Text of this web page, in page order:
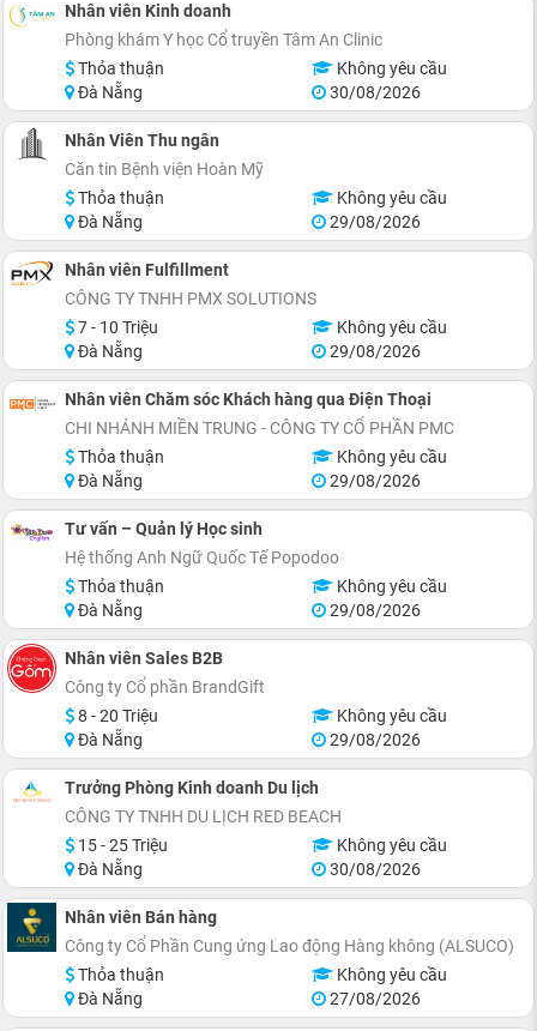
Nhân viên Kinh doanh
Phòng khám Y học Cổ truyền Tâm An Clinic
Thỏa thuận
Không yêu cầu
Đà Nẵng
30/08/2026
Nhân Viên Thu ngân
Căn tin Bệnh viện Hoàn Mỹ
Thỏa thuận
Không yêu cầu
Đà Nẵng
29/08/2026
Nhân viên Fulfillment
CÔNG TY TNHH PMX SOLUTIONS
7 - 10 Triệu
Không yêu cầu
Đà Nẵng
29/08/2026
Nhân viên Chăm sóc Khách hàng qua Điện Thoại
CHI NHÁNH MIỀN TRUNG - CÔNG TY CỔ PHẦN PMC
Thỏa thuận
Không yêu cầu
Đà Nẵng
29/08/2026
Tư vấn – Quản lý Học sinh
Hệ thống Anh Ngữ Quốc Tế Popodoo
Thỏa thuận
Không yêu cầu
Đà Nẵng
29/08/2026
Nhân viên Sales B2B
Công ty Cổ phần BrandGift
8 - 20 Triệu
Không yêu cầu
Đà Nẵng
29/08/2026
Trưởng Phòng Kinh doanh Du lịch
CÔNG TY TNHH DU LỊCH RED BEACH
15 - 25 Triệu
Không yêu cầu
Đà Nẵng
30/08/2026
Nhân viên Bán hàng
Công ty Cổ Phần Cung ứng Lao động Hàng không (ALSUCO)
Thỏa thuận
Không yêu cầu
Đà Nẵng
27/08/2026